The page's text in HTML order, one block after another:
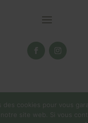
des cookies pour vous
notre site web. Si vous